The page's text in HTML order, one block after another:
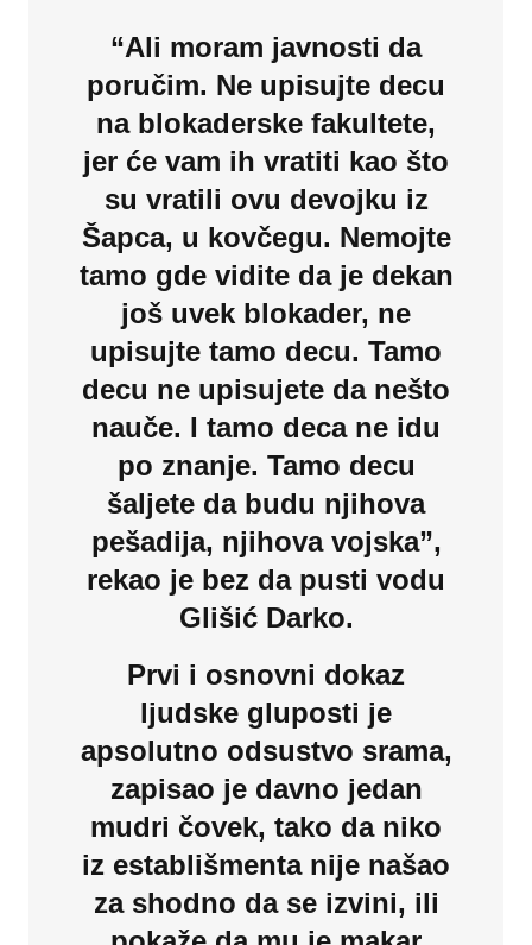
“Ali moram javnosti da
poručim. Ne upisujte decu
na blokaderske fakultete,
jer će vam ih vratiti kao što
su vratili ovu devojku iz
Šapca, u kovčegu. Nemojte
tamo gde vidite da je dekan
još uvek blokader, ne
upisujte tamo decu. Tamo
decu ne upisujete da nešto
nauče. I tamo deca ne idu
po znanje. Tamo decu
šaljete da budu njihova
pešadija, njihova vojska”,
rekao je bez da pusti vodu
Glišić Darko.
Prvi i osnovni dokaz
ljudske gluposti je
apsolutno odsustvo srama,
zapisao je davno jedan
mudri čovek, tako da niko
iz establišmenta nije našao
za shodno da se izvini, ili